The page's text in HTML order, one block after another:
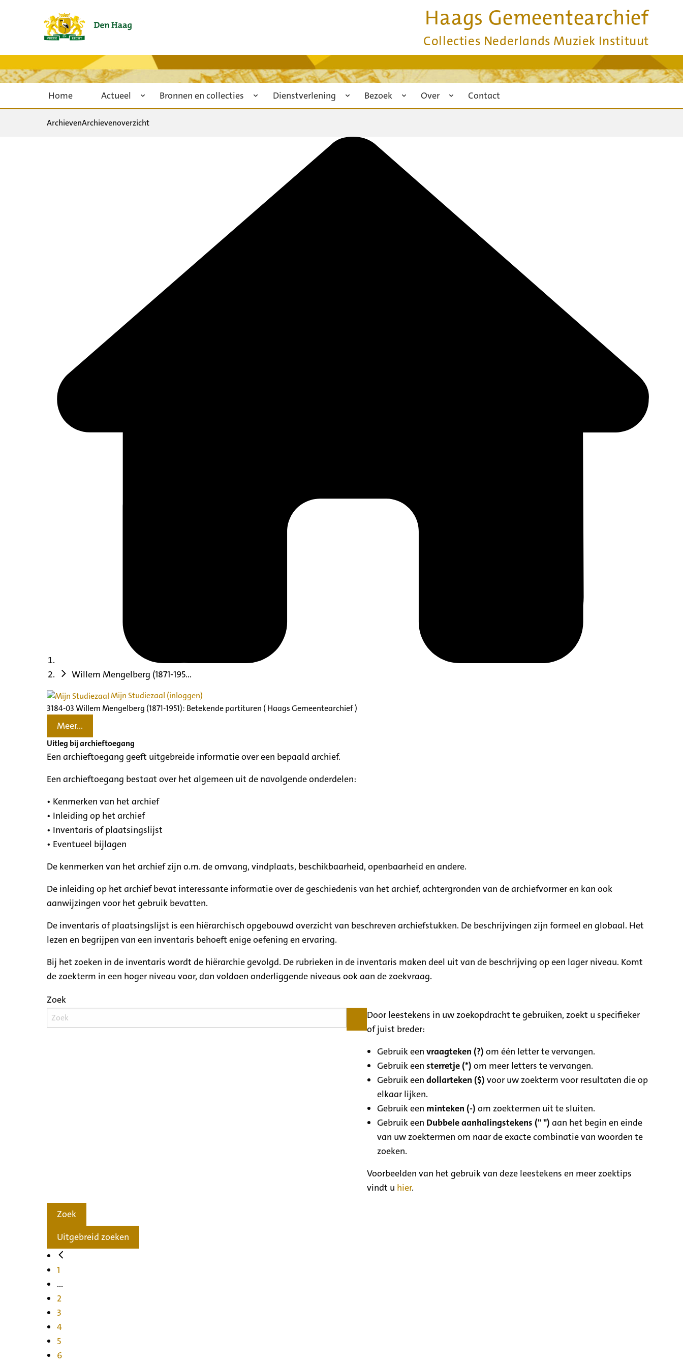
Haags Gemeentearchief
Collecties Nederlands Muziek Instituut
Home Actueel Bronnen en collecties Dienstverlening Bezoek Over Contact
ArchievenArchievenoverzicht
Willem Mengelberg (1871-195...
Mijn Studiezaal (inloggen)
3184-03 Willem Mengelberg (1871-1951): Betekende partituren ( Haags Gemeentearchief )
Meer...
Uitleg bij archieftoegang
Een archieftoegang geeft uitgebreide informatie over een bepaald archief.
Een archieftoegang bestaat over het algemeen uit de navolgende onderdelen:
• Kenmerken van het archief
• Inleiding op het archief
• Inventaris of plaatsingslijst
• Eventueel bijlagen
De kenmerken van het archief zijn o.m. de omvang, vindplaats, beschikbaarheid, openbaarheid en andere.
De inleiding op het archief bevat interessante informatie over de geschiedenis van het archief, achtergronden van de archiefvormer en kan ook
aanwijzingen voor het gebruik bevatten.
De inventaris of plaatsingslijst is een hiërarchisch opgebouwd overzicht van beschreven archiefstukken. De beschrijvingen zijn formeel en globaal. Het
lezen en begrijpen van een inventaris behoeft enige oefening en ervaring.
Bij het zoeken in de inventaris wordt de hiërarchie gevolgd. De rubrieken in de inventaris maken deel uit van de beschrijving op een lager niveau. Komt
de zoekterm in een hoger niveau voor, dan voldoen onderliggende niveaus ook aan de zoekvraag.
Zoek
Door leestekens in uw zoekopdracht te gebruiken, zoekt u specifieker
of juist breder:
Gebruik eenvraagteken (?) om één letter te vervangen.
Gebruik eensterretje (*) om meer letters te vervangen.
Gebruik eendollarteken ($) voor uw zoekterm voor resultaten die op
elkaar lijken.
Gebruik een minteken (-) om zoektermen uit te sluiten.
Gebruik een Dubbele aanhalingstekens (" ") aan het begin en einde
van uw zoektermen om naar de exacte combinatie van woorden te
zoeken.
Voorbeelden van het gebruik van deze leestekens en meer zoektips
vindt u hier.
Zoek
Uitgebreid zoeken
1
...
2
3
4
5
6